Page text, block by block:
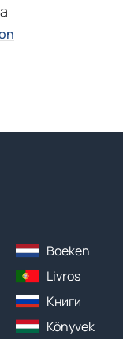
Boeken
Livros
Книги
Könyvek